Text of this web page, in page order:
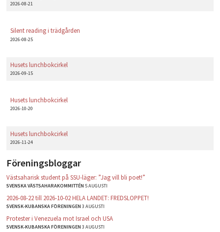
2026-08-21
Silent reading i trädgården
2026-08-25
Husets lunchbokcirkel
2026-09-15
Husets lunchbokcirkel
2026-10-20
Husets lunchbokcirkel
2026-11-24
Föreningsbloggar
Västsaharisk student på SSU-läger: ”Jag vill bli poet!”
SVENSKA VÄSTSAHARAKOMMITTÉN5 AUGUSTI
2026-08-22 till 2026-10-02 HELA LANDET: FREDSLOPPET!
SVENSK-KUBANSKA FÖRENINGEN3 AUGUSTI
Protester i Venezuela mot Israel och USA
SVENSK-KUBANSKA FÖRENINGEN3 AUGUSTI